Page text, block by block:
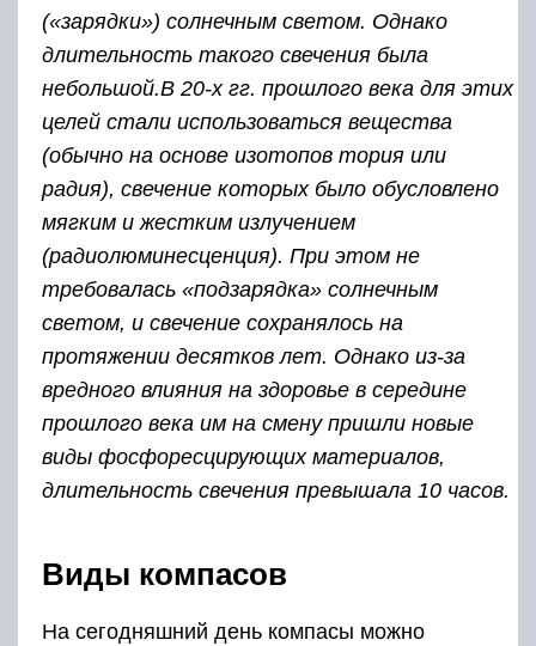
(«зарядки») солнечным светом. Однако
длительность такого свечения была
небольшой.В 20-х гг. прошлого века для этих
целей стали использоваться вещества
(обычно на основе изотопов тория или
радия), свечение которых было обусловлено
мягким и жестким излучением
(радиолюминесценция). При этом не
требовалась «подзарядка» солнечным
светом, и свечение сохранялось на
протяжении десятков лет. Однако из-за
вредного влияния на здоровье в середине
прошлого века им на смену пришли новые
виды фосфоресцирующих материалов,
длительность свечения превышала 10 часов.
Виды компасов
На сегодняшний день компасы можно